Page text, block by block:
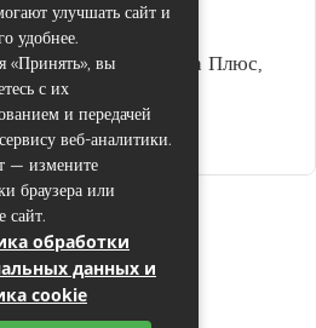
,МРТ в Екатеринбурге
центре Диагностика Плюс,
улучшать сайт и
удобнее.
«Принять», вы
с их
и передачей
веб-аналитики.
— измените
браузера или
сайт.
обработки
данных и
cookie